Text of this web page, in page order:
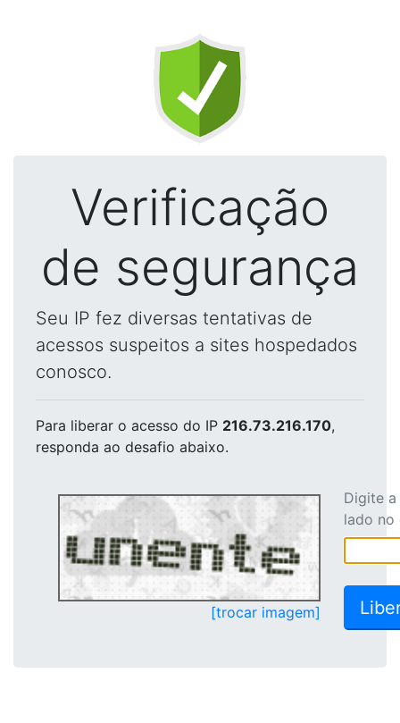
Verificação
de segurança
Seu IP fez diversas tentativas de
acessos suspeitos a sites hospedados
conosco.
Para liberar o acesso do IP 216.73.216.170,
responda ao desafio abaixo.
[trocar imagem]
Digite
lado no